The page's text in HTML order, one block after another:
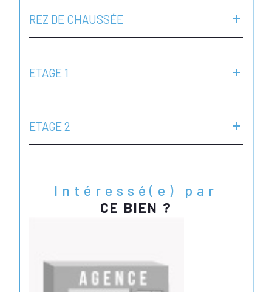
REZ DE CHAUSSÉE
ETAGE 1
ETAGE 2
Intéressé(e) par
CE BIEN ?